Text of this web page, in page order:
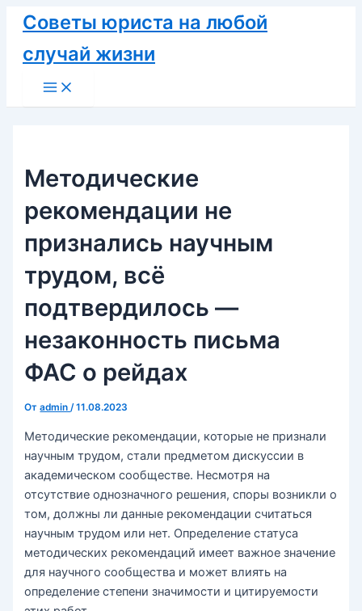
Перейти
содержимому
Советы юриста на любой
случай жизни
Main
Menu
Методические
рекомендации не
признались научным
трудом, всё
подтвердилось —
незаконность письма
ФАС о рейдах
Отadmin/11.08.2023
Методические рекомендации, которые не признали
научным трудом, стали предметом дискуссии в
академическом сообществе. Несмотря на
отсутствие однозначного решения, споры возникли о
том, должны ли данные рекомендации считаться
научным трудом или нет. Определение статуса
методических рекомендаций имеет важное значение
для научного сообщества и может влиять на
определение степени значимости и цитируемости